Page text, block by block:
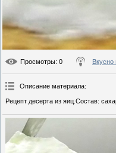
Просмотры: 0 Вкусно
Описание материала:
Рецепт десерта из яиц.Состав: